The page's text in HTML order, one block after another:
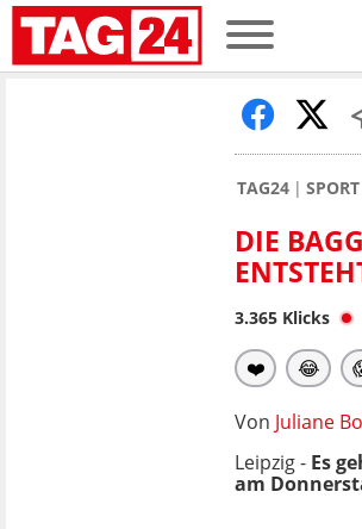
TAG24 SPORT
DIE
3.365 Klicks
❤️ 😂
Von Juliane
Leipzig - Es
am